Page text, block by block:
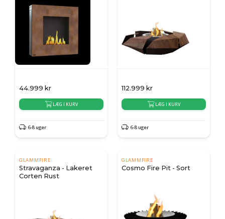
44.999 kr
LÆG I KURV
6-8 uger
112.999 kr
LÆG I KURV
6-8 uger
GLAMMFIRE
Stravaganza - Lakeret
Corten Rust
GLAMMFIRE
Cosmo Fire Pit - Sort